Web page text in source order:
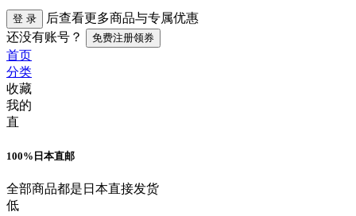
登 录
后查看更多商品与专属优惠
还没有账号？
免费注册领券
首页
分类
收藏
我的
直
100%日本直邮
全部商品都是日本直接发货
低